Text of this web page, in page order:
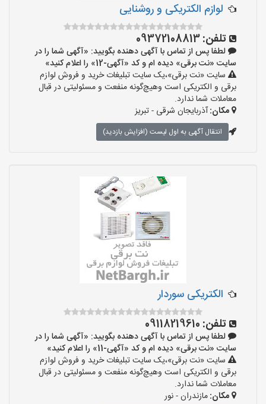
لوازم الکتریکی و روشنایی
تلفن:09372108813
لطفا پس از تماس با آگهی دهنده بگویید: «آگهی شما را در
سایت «نت برقی» دیده ام و کد «آگهی-12» را اعلام کنید»
سایت «نت برقی»،یک سایت تبلیغات خرید و فروش لوازم
برقی و الکتریکی است وهیچ‌گونه منفعت و مسئولیتی در قبال
معاملات شما ندارد.
مکان:آذربایجان شرقی - تبریز
انتقال آگهی به اول لیست (افزایش بازدید)
الکتریکی سوردار
تلفن: 09118219610
لطفا پس از تماس با آگهی دهنده بگویید: «آگهی شما را در
سایت «نت برقی» دیده ام و کد «آگهی-11» را اعلام کنید»
سایت «نت برقی»،یک سایت تبلیغات خرید و فروش لوازم
برقی و الکتریکی است وهیچ‌گونه منفعت و مسئولیتی در قبال
معاملات شما ندارد.
مکان:مازندران - نور